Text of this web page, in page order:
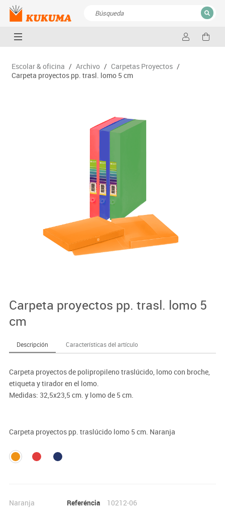
CERRAR
Escolar & oficina / Archivo / Carpetas Proyectos /
Carpeta proyectos pp. trasl. lomo 5 cm
Carpeta proyectos pp. trasl. lomo 5
cm
Descripción Características del artículo
Carpeta proyectos de polipropileno traslúcido, lomo con broche,
etiqueta y tirador en el lomo.
Medidas: 32,5x23,5 cm. y lomo de 5 cm.
Carpeta proyectos pp. traslúcido lomo 5 cm. Naranja
Naranja Referéncia
10212-06